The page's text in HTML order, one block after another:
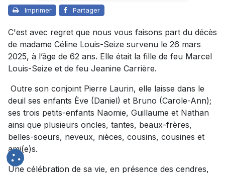
Imprimer Partager
C'est avec regret que nous vous faisons part du décès
de madame Céline Louis-Seize survenu le 26 mars
2025, à l’âge de 62 ans. Elle était la fille de feu Marcel
Louis-Seize et de feu Jeanine Carrière.
Outre son conjoint Pierre Laurin, elle laisse dans le
deuil ses enfants Ève (Daniel) et Bruno (Carole-Ann);
ses trois petits-enfants Naomie, Guillaume et Nathan
ainsi que plusieurs oncles, tantes, beaux-frères,
belles-soeurs, neveux, nièces, cousins, cousines et
ami(e)s.
Une célébration de sa vie, en présence des cendres,